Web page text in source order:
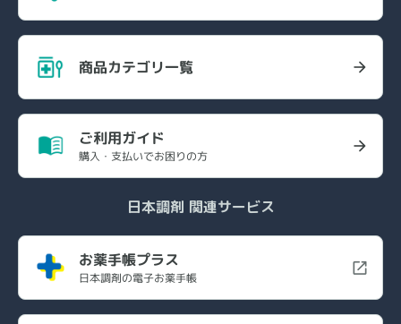
商品カテゴリ一覧
ご利用ガイド
購入・支払いでお困りの方
日本調剤 関連サービス
お薬手帳プラス
日本調剤の電子お薬手帳